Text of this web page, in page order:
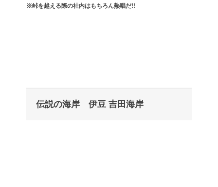
※峠を越える際の社内はもちろん熱唱だ!!
伝説の海岸 伊豆 吉田海岸